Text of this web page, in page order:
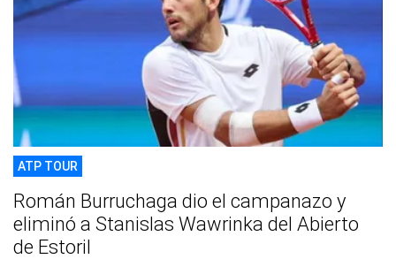
ATP TOUR
Román Burruchaga dio el campanazo y
eliminó a Stanislas Wawrinka del Abierto
de Estoril